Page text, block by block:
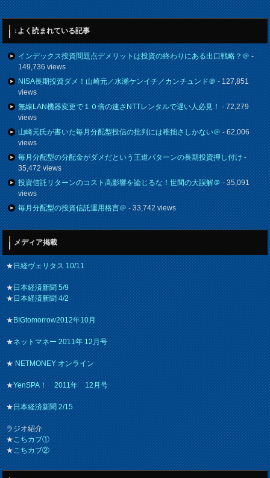
↓よく読まれている記事
インデックス投資問題点デメリットは投資の終わりにある出口戦略？＠-
149,736 views
NISA長期投資ダメ！山崎元／水瀬ケンイチ／カンチュンド＠- 127,851
views
無線LAN機器変更で１０倍の速さNTTレンタルで遅い人必見！- 72,279
views
山崎元氏が書いた毎月分配型投信の批判には稚拙さしかない＠- 62,006
views
毎月分配型の分配金がダメだという王道パターンの長期投資押し付け-
35,472 views
投資信託リターンのコスト高影響を論じるな！世間の大誤解＠- 35,091
views
毎月分配型の投資信託運用格言＠- 33,742 views
メディア掲載
★日経ヴェリタス 10/11
★日本経済新聞 5/9
★日本経済新聞 4/2
★BIGtomorrow2012年10月
★ネットマネー 2011年 12月号
★NETMONEY オンライン
★YenSPA！ 2011年 12月号
★日本経済新聞 2/15
ラジオ紹介
★こちカブ①
★こちカブ②